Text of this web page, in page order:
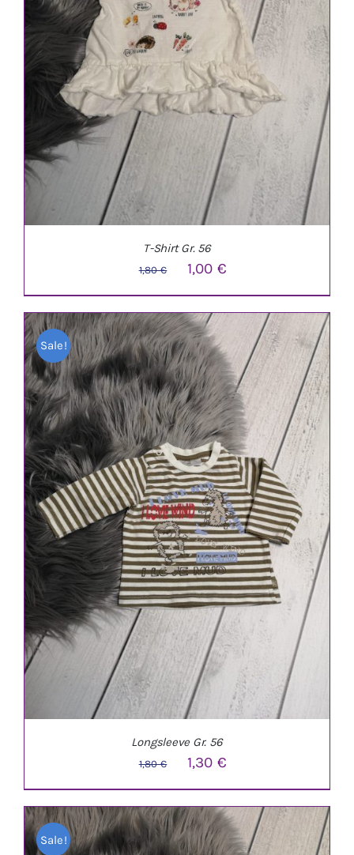
IN DEN WARENKORB / DETAILS
T-Shirt Gr. 56
1,80€
Ursprünglicher
Preis
war:
1,80 €
1,00€
Preis
1,00 €.
Sale!
Longsleeve Gr. 56
1,80€
Ursprünglicher
Preis
war:
1,80 €
1,30€
Preis
ist:
1,30 €.
Sale!